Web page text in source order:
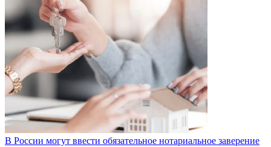
В России могут ввести обязательное нотариальное заверение